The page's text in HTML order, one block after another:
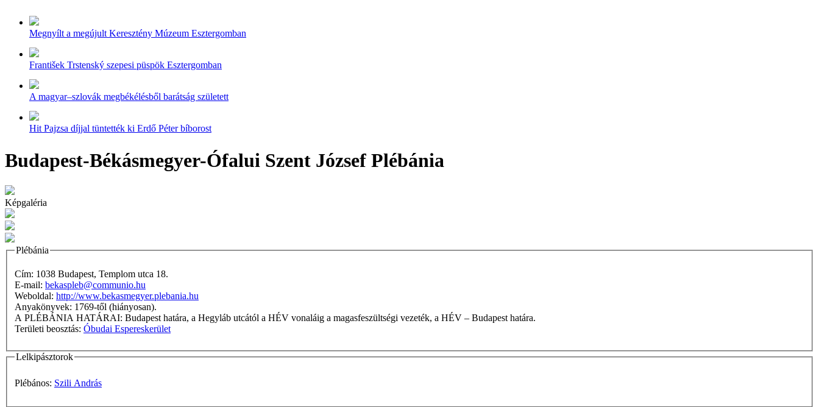
Megnyílt a megújult Keresztény Múzeum Esztergomban
František Trstenský szepesi püspök Esztergomban
A magyar–szlovák megbékélésből barátság született
Hit Pajzsa díjjal tüntették ki Erdő Péter bíborost
Budapest-Békásmegyer-Ófalui Szent József Plébánia
Képgaléria
Plébánia
Cím: 1038 Budapest, Templom utca 18.
E-mail: bekaspleb@communio.hu
Weboldal: http://www.bekasmegyer.plebania.hu
Anyakönyvek: 1769-től (hiányosan).
A PLÉBÁNIA HATÁRAI: Budapest határa, a Hegyláb utcától a HÉV vonaláig a magasfeszültségi vezeték, a HÉV – Budapest határa.
Területi beosztás: Óbudai Espereskerület
Lelkipásztorok
Plébános: Szili András